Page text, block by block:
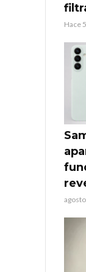
Hace